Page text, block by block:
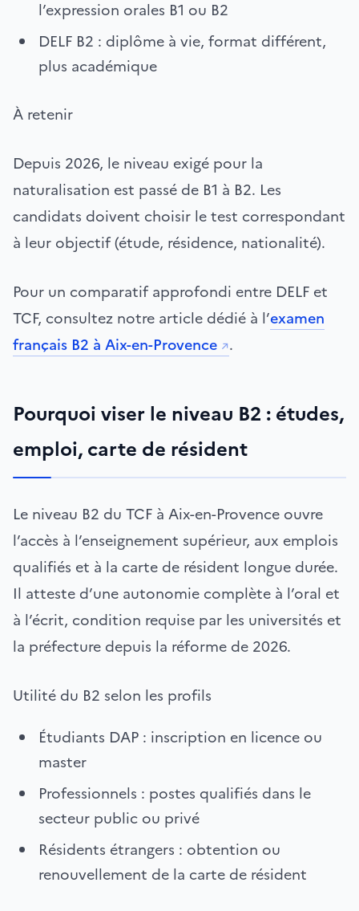
l’expression orales B1 ou B2
DELF B2 : diplôme à vie, format différent,
plus académique
À retenir
Depuis 2026, le niveau exigé pour la
naturalisation est passé de B1 à B2. Les
candidats doivent choisir le test correspondant
à leur objectif (étude, résidence, nationalité).
Pour un comparatif approfondi entre DELF et
TCF, consultez notre article dédié à l’examen
français B2 à Aix-en-Provence .
Pourquoi viser le niveau B2 : études,
emploi, carte de résident
Le niveau B2 du TCF à Aix-en-Provence ouvre
l’accès à l’enseignement supérieur, aux emplois
qualifiés et à la carte de résident longue durée.
Il atteste d’une autonomie complète à l’oral et
à l’écrit, condition requise par les universités et
la préfecture depuis la réforme de 2026.
Utilité du B2 selon les profils
Étudiants DAP : inscription en licence ou
master
Professionnels : postes qualifiés dans le
secteur public ou privé
Résidents étrangers : obtention ou
renouvellement de la carte de résident